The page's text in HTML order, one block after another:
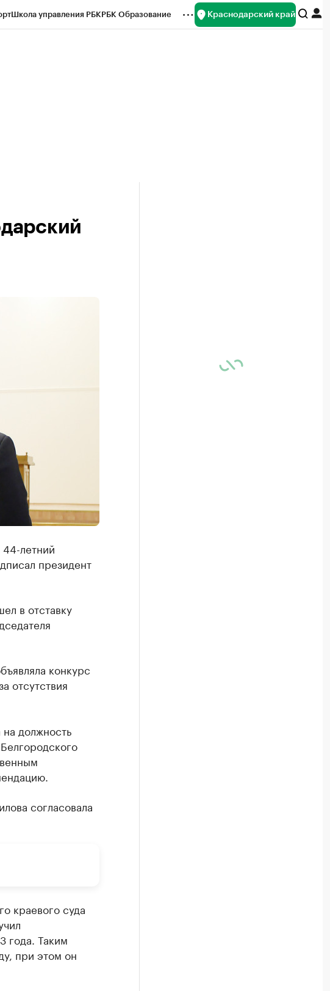
Школа управления РБКРБК Образование Краснодарский край
летний
президент
в отставку
конкурс
отсутствия
должность
согласовала
краевого суда
года. Таким
при этом он